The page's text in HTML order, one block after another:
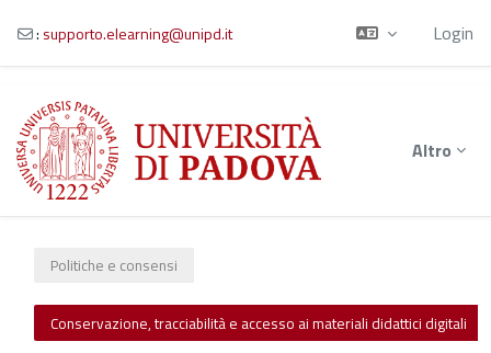
Vai al contenuto principale
: supporto.elearning@unipd.it Login
Altro
Politiche e consensi
Conservazione, tracciabilità e accesso ai materiali didattici digitali